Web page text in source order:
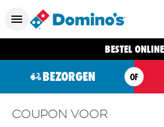
BESTEL ONLINE
BEZORGEN OF
Coupon voor